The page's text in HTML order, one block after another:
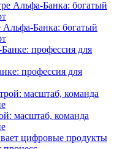
Альфа-Банка: богатый
профессия для
масштаб, команда